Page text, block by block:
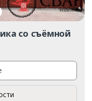
со съёмной